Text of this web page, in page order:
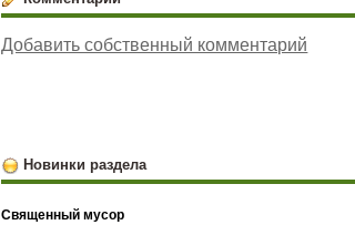
Добавить собственный комментарий
Новинки раздела
Священный мусор